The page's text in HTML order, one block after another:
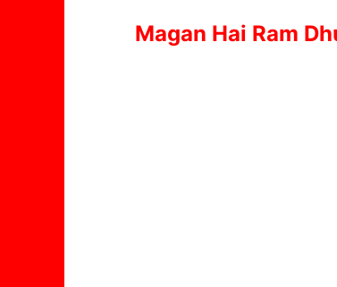
Magan Hai Ram